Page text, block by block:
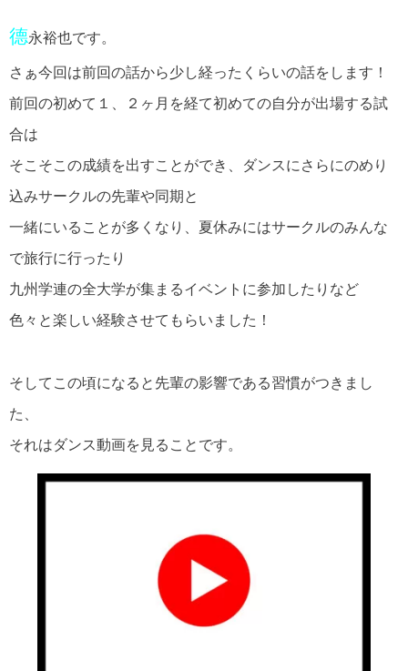
德永裕也です。
さぁ今回は前回の話から少し経ったくらいの話をします！
前回の初めて１、２ヶ月を経て初めての自分が出場する試
合は
そこそこの成績を出すことができ、ダンスにさらにのめり
込みサークルの先輩や同期と
一緒にいることが多くなり、夏休みにはサークルのみんな
で旅行に行ったり
九州学連の全大学が集まるイベントに参加したりなど
色々と楽しい経験させてもらいました！
そしてこの頃になると先輩の影響である習慣がつきまし
た、
それはダンス動画を見ることです。